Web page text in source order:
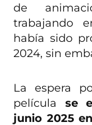
de
trabajando
había sido
2024, sin
La espera
película se
junio 2025